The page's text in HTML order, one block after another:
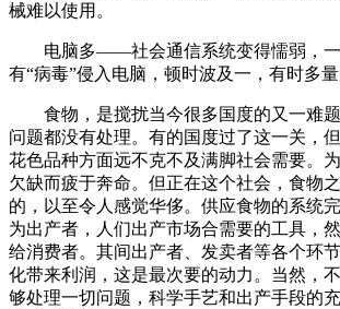
械难以使用。
电脑多——社会通信系统变得懦弱，一
有“病毒”侵入电脑，顿时波及一，有时多
食物，是搅扰当今很多国度的又一难题
问题都没有处理。有的国度过了这一关，
花色品种方面远不克不及满脚社会需要。
欠缺而疲于奔命。但正在这个社会，食物
的，以至令人感觉华侈。供应食物的系统
为出产者，人们出产市场合需要的工具，
给消费者。其间出产者、发卖者等各个环
化带来利润，这是最次要的动力。当然，
够处理一切问题，科学手艺和出产手段的